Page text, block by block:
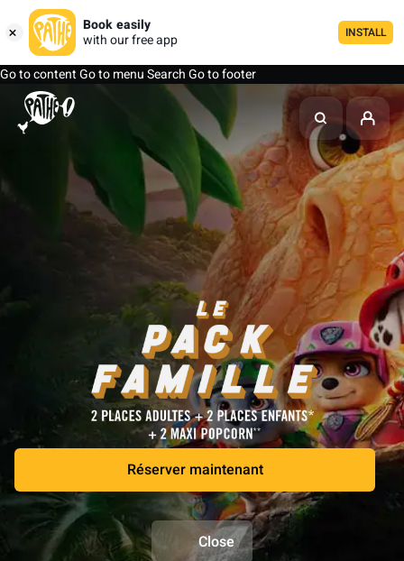
Book easily
with our free app
INSTALL
Go to contentGo to menuSearchGo to footer
Réserver maintenant
Close